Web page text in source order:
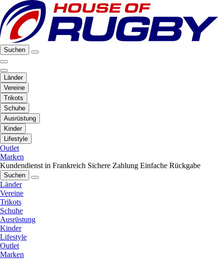
Suchen
Länder
Vereine
Trikots
Schuhe
Ausrüstung
Kinder
Lifestyle
Outlet
Marken
Kundendienst in Frankreich Sichere Zahlung Einfache Rückgabe
Suchen
Länder
Vereine
Trikots
Schuhe
Ausrüstung
Kinder
Lifestyle
Outlet
Marken